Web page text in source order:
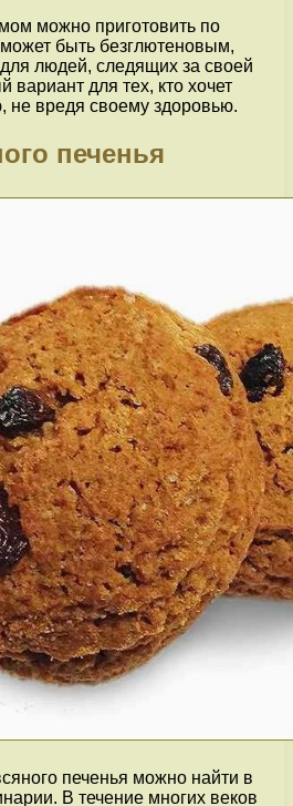
можно приготовить по
быть безглютеновым,
людей, следящих за своей
для тех, кто хочет
не вредя своему здоровью.
печенья
печенья можно найти в
В течение многих веков